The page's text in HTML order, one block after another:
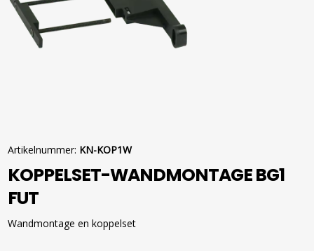
Artikelnummer: KN-KOP1W
KOPPELSET-WANDMONTAGE BG1
FUT
Wandmontage en koppelset